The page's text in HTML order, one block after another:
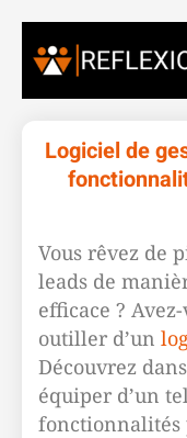
Logiciel de
Vous rêvez de
leads de
efficace ?
outiller d’un
Découvrez
équiper d’un
fonctionnalités